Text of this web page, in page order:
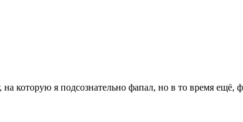
которую я подсознательно фапал, но в то время